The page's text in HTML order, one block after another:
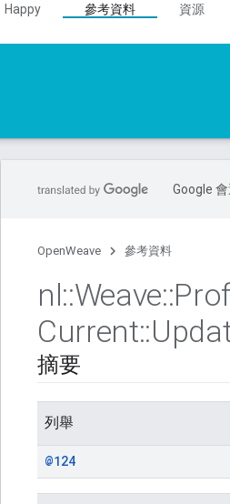
Happy 參考資料
資源
Google
OpenWeave 參考資料
nl::Weave::
Current::
摘要
列舉
@124